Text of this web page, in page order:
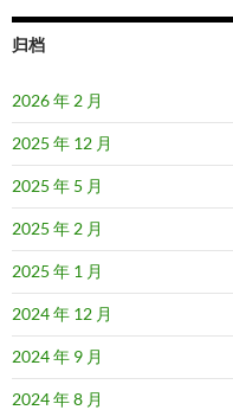
归档
2026 年 2 月
2025 年 12 月
2025 年 5 月
2025 年 2 月
2025 年 1 月
2024 年 12 月
2024 年 9 月
2024 年 8 月